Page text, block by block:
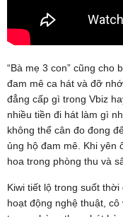
“Bà mẹ 3 con” cũng cho
đam mê ca hát và đỡ
đẳng cấp gì trong Vbiz
nhiều tiền đi hát làm gì
không thể cân đo đong
ủng hộ đam mê. Khi yên
hoa trong phòng thu và
Kiwi tiết lộ trong suốt
hoạt động nghệ thuật,